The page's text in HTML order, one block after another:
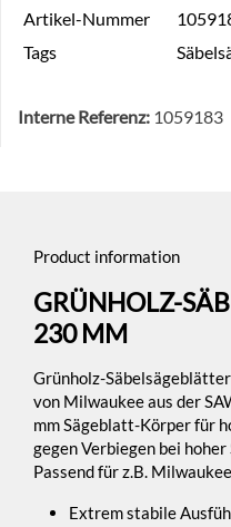
Artikel-Nummer
Tags
Interne Referenz: 1059183
Product information
GRÜNHOLZ-
230 MM
Grünholz-
von Milwaukee aus der
mm Sägeblatt-Körper für
gegen Verbiegen bei
Passend für z.B.
Extrem stabile